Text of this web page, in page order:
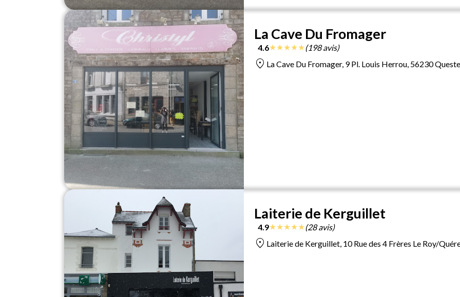
La Cave Du Fromager
4.6★★★★★(198 avis)
location_on La Cave Du Fromager, 9 Pl. Louis Herrou, 56230
Laiterie de Kerguillet
4.9★★★★★(28 avis)
location_on Laiterie de Kerguillet, 10 Rue des 4 Frères Le Roy/